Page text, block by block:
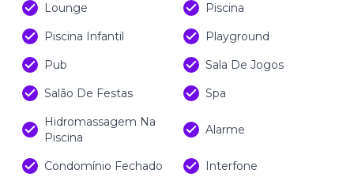
Lounge
Piscina
Piscina Infantil
Playground
Pub
Sala De Jogos
Salão De Festas
Spa
Hidromassagem Na
Piscina
Alarme
Condomínio Fechado
Interfone